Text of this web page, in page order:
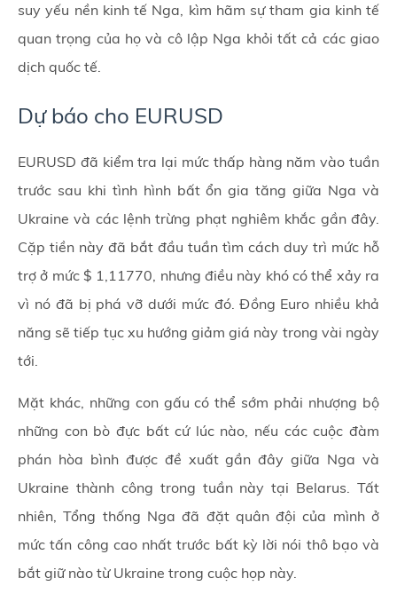
suy yếu nền kinh tế Nga, kìm hãm sự tham gia kinh tế
quan trọng của họ và cô lập Nga khỏi tất cả các giao
dịch quốc tế.
Dự báo cho EURUSD
EURUSD đã kiểm tra lại mức thấp hàng năm vào tuần
trước sau khi tình hình bất ổn gia tăng giữa Nga và
Ukraine và các lệnh trừng phạt nghiêm khắc gần đây.
Cặp tiền này đã bắt đầu tuần tìm cách duy trì mức hỗ
trợ ở mức $ 1,11770, nhưng điều này khó có thể xảy ra
vì nó đã bị phá vỡ dưới mức đó. Đồng Euro nhiều khả
năng sẽ tiếp tục xu hướng giảm giá này trong vài ngày
tới.
Mặt khác, những con gấu có thể sớm phải nhượng bộ
những con bò đực bất cứ lúc nào, nếu các cuộc đàm
phán hòa bình được đề xuất gần đây giữa Nga và
Ukraine thành công trong tuần này tại Belarus. Tất
nhiên, Tổng thống Nga đã đặt quân đội của mình ở
mức tấn công cao nhất trước bất kỳ lời nói thô bạo và
bắt giữ nào từ Ukraine trong cuộc họp này.